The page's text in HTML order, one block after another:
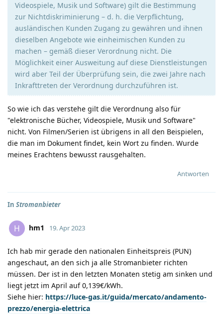
Videospiele, Musik und Software) gilt die Bestimmung
zur Nichtdiskriminierung – d. h. die Verpflichtung,
ausländischen Kunden Zugang zu gewähren und ihnen
dieselben Angebote wie einheimischen Kunden zu
machen – gemäß dieser Verordnung nicht. Die
Möglichkeit einer Ausweitung auf diese Dienstleistungen
wird aber Teil der Überprüfung sein, die zwei Jahre nach
Inkrafttreten der Verordnung durchzuführen ist.
So wie ich das verstehe gilt die Verordnung also für
"elektronische Bücher, Videospiele, Musik und Software"
nicht. Von Filmen/Serien ist übrigens in all den Beispielen,
die man im Dokument findet, kein Wort zu finden. Wurde
meines Erachtens bewusst rausgehalten.
Antworten
In Stromanbieter
H hm1 19. Apr 2023
Ich hab mir gerade den nationalen Einheitspreis (PUN)
angeschaut, an den sich ja alle Stromanbieter richten
müssen. Der ist in den letzten Monaten stetig am sinken und
liegt jetzt im April auf 0,139€/kWh.
Siehe hier: https://luce-gas.it/guida/mercato/andamento-
prezzo/energia-elettrica